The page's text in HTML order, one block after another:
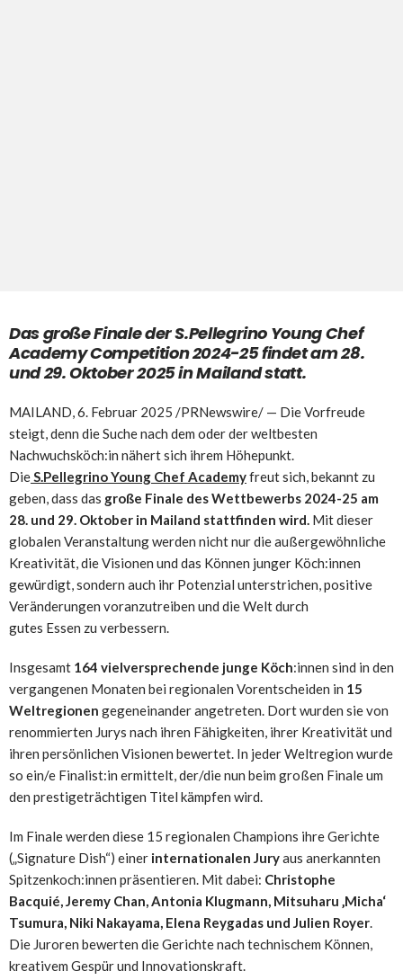
Das große Finale der S.Pellegrino Young Chef
Academy Competition 2024-25 findet am 28.
und 29. Oktober 2025 in Mailand statt.
MAILAND,6. Februar 2025 /PRNewswire/ — Die Vorfreude
steigt, denn die Suche nach dem oder der weltbesten
Nachwuchsköch:in nähert sich ihrem Höhepunkt.
DieS.Pellegrino Young Chef Academyfreut sich, bekannt zu
geben, dass das große Finale des Wettbewerbs 2024-25 am
28. und 29. Oktober in Mailand stattfinden wird. Mit dieser
globalen Veranstaltung werden nicht nur die außergewöhnliche
Kreativität, die Visionen und das Können junger Köch:innen
gewürdigt, sondern auch ihr Potenzial unterstrichen, positive
Veränderungen voranzutreiben und die Welt durch
gutes Essen zu verbessern.
Insgesamt 164 vielversprechende junge Köch:innen sind in den
vergangenen Monaten bei regionalen Vorentscheiden in 15
Weltregionen gegeneinander angetreten. Dort wurden sie von
renommierten Jurys nach ihren Fähigkeiten, ihrer Kreativität und
ihren persönlichen Visionen bewertet. In jeder Weltregion wurde
so ein/e Finalist:in ermittelt, der/die nun beim großen Finale um
den prestigeträchtigen Titel kämpfen wird.
Im Finale werden diese 15 regionalen Champions ihre Gerichte
(„Signature Dish“) einer internationalen Juryaus anerkannten
Spitzenkoch:innen präsentieren. Mit dabei: Christophe
Bacquié,Jeremy Chan,Antonia Klugmann, Mitsuharu ‚Micha‘
Tsumura, Niki Nakayama, Elena Reygadas und Julien Royer.
Die Juroren bewerten die Gerichte nach technischem Können,
kreativem Gespür und Innovationskraft.